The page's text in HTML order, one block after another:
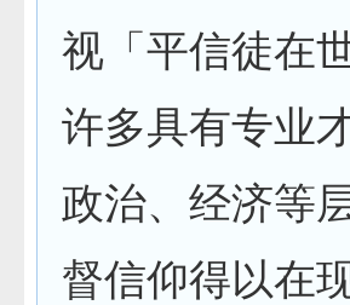
视「平信徒在
许多具有专业
政治、经济等
督信仰得以在